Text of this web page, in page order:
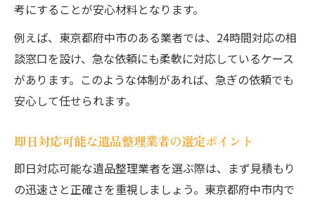
考にすることが安心材料となります。
例えば、東京都府中市のある業者では、24時間対応の相
談窓口を設け、急な依頼にも柔軟に対応しているケース
があります。このような体制があれば、急ぎの依頼でも
安心して任せられます。
即日対応可能な遺品整理業者の選定ポイント
即日対応可能な遺品整理業者を選ぶ際は、まず見積もり
の迅速さと正確さを重視しましょう。東京都府中市内で